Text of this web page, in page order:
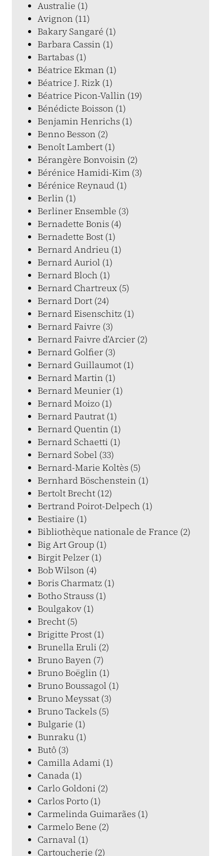
Australie (1)
Avignon (11)
Bakary Sangaré (1)
Barbara Cassin (1)
Bartabas (1)
Béatrice Ekman (1)
Béatrice J. Rizk (1)
Béatrice Picon-Vallin (19)
Bénédicte Boisson (1)
Benjamin Henrichs (1)
Benno Besson (2)
Benoît Lambert (1)
Bérangère Bonvoisin (2)
Bérénice Hamidi-Kim (3)
Bérénice Reynaud (1)
Berlin (1)
Berliner Ensemble (3)
Bernadette Bonis (4)
Bernadette Bost (1)
Bernard Andrieu (1)
Bernard Auriol (1)
Bernard Bloch (1)
Bernard Chartreux (5)
Bernard Dort (24)
Bernard Eisenschitz (1)
Bernard Faivre (3)
Bernard Faivre d’Arcier (2)
Bernard Golfier (3)
Bernard Guillaumot (1)
Bernard Martin (1)
Bernard Meunier (1)
Bernard Moizo (1)
Bernard Pautrat (1)
Bernard Quentin (1)
Bernard Schaetti (1)
Bernard Sobel (33)
Bernard-Marie Koltès (5)
Bernhard Böschenstein (1)
Bertolt Brecht (12)
Bertrand Poirot-Delpech (1)
Bestiaire (1)
Bibliothèque nationale de France (2)
Big Art Group (1)
Birgit Pelzer (1)
Bob Wilson (4)
Boris Charmatz (1)
Botho Strauss (1)
Boulgakov (1)
Brecht (5)
Brigitte Prost (1)
Brunella Eruli (2)
Bruno Bayen (7)
Bruno Boëglin (1)
Bruno Boussagol (1)
Bruno Meyssat (3)
Bruno Tackels (5)
Bulgarie (1)
Bunraku (1)
Butô (3)
Camilla Adami (1)
Canada (1)
Carlo Goldoni (2)
Carlos Porto (1)
Carmelinda Guimarães (1)
Carmelo Bene (2)
Carnaval (1)
Cartoucherie (2)